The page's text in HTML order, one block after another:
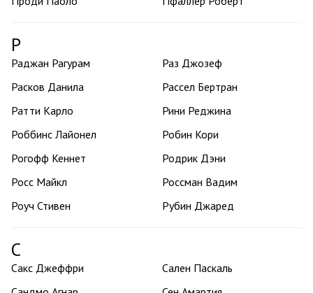
Р
Раджан Рагурам
Раз Джозеф
Расков Данила
Рассел Бертран
Ратти Карло
Рини Реджина
Роббинс Лайонел
Робин Кори
Рогофф Кеннет
Родрик Дэни
Росс Майкл
Россман Вадим
Роуч Стивен
Рубин Джаред
С
Сакс Джеффри
Сален Паскаль